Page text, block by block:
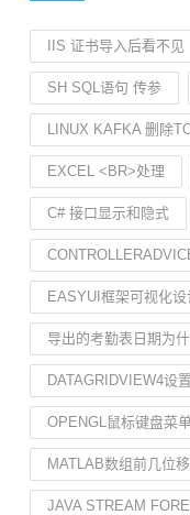
IIS 证书导入后看不见
SH SQL语句 传参
LINUX KAFKA 删除
EXCEL <BR>处理
C# 接口显示和隐式
EASYUI框架可视化设
导出的考勤表日期为
DATAGRIDVIEW4设
OPENGL鼠标键盘菜
MATLAB数组前几位
JAVA STREAM